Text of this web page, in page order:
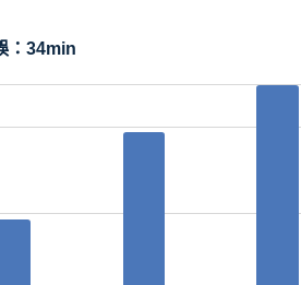
： 34min